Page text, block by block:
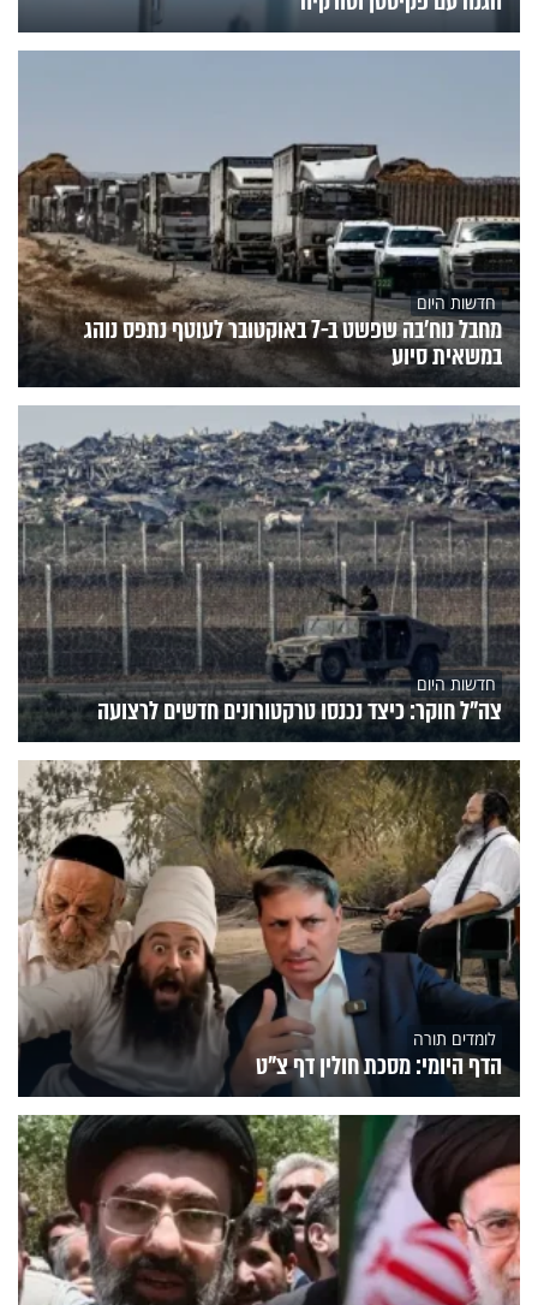
חדשות היום
מחבל נוח'בה שפשט ב-7 באוקטובר לעוטף נתפס נוהג
במשאית סיוע
חדשות היום
צה"ל חוקר: כיצד נכנסו טרקטורונים חדשים לרצועה
לומדים תורה
הדף היומי: מסכת חולין דף צ"ט